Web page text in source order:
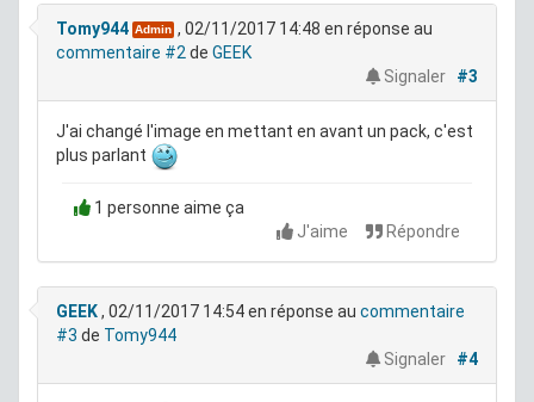
Tomy944 Admin , 02/11/2017 14:48 en réponse au
commentaire #2 de GEEK
Signaler
#3
J'ai changé l'image en mettant en avant un pack, c'est
plus parlant
1 personne aime ça
J'aime
Répondre
GEEK, 02/11/2017 14:54en réponse au commentaire
#3 de Tomy944
Signaler
#4